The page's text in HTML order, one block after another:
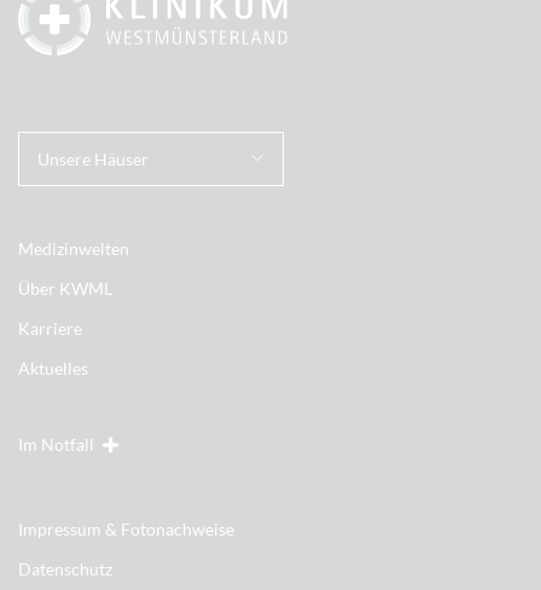
Unsere Häuser
Medizinwelten
Über KWML
Karriere
Aktuelles
Im Notfall
Impressum & Fotonachweise
Datenschutz